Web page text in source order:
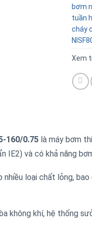
bơm
tuần
cháy
Xem
160/0.75 là máy bơm
IE2) và có khả năng
loại chất lỏng,
không khí, hệ thống